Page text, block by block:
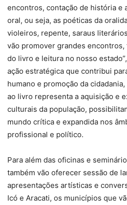
encontros, contação de história e
oral, ou seja, as poéticas da
violeiros, repente, saraus
vão promover grandes
do livro e leitura no nosso
ação estratégica que contribui
humano e promoção da
ao livro representa a aquisição e
culturais da população,
mundo crítica e expandida nos
profissional e político.
Para além das oficinas e
também vão oferecer sessão de
apresentações artísticas e
Icó e Aracati, os municípios que